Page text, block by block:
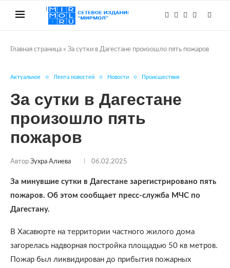
Главная страница » За сутки в Дагестане произошло пять пожаров
Актуальное Лента новостей Новости Происшествия
За сутки в Дагестане
произошло пять
пожаров
Автор Зухра Алиева 06.02.2025
За минувшие сутки в Дагестане зарегистрировано пять
пожаров. Об этом сообщает пресс-служба МЧС по
Дагестану.
В Хасавюрте на территории частного жилого дома
загорелась надворная постройка площадью 50 кв метров.
Пожар был ликвидирован до прибытия пожарных